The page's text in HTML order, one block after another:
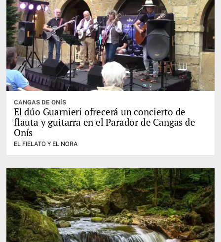
CANGAS DE ONÍS
El dúo Guarnieri ofrecerá un concierto de
flauta y guitarra en el Parador de Cangas de
Onís
EL FIELATO Y EL NORA